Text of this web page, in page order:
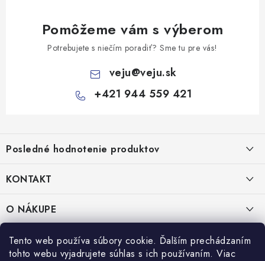
Tento web používa súbory cookie. Ďalším prechádzaním
tohto webu vyjadrujete súhlas s ich používaním. Viac
Pomôžeme vám s výberom
Potrebujete s niečím poradiť? Sme tu pre vás!
veju@veju.sk
+421 944 559 421
p
ä
e
Posledné hodnotenie produktov
KONTAKT
VEJU s.r.o.
Janka Kráľa 1059/82
Nitra 94901
IČO: 54577161
IČ DPH: SK2121721426
O NÁKUPE
Kontakty
PRÁVNE INFORMÁCIE